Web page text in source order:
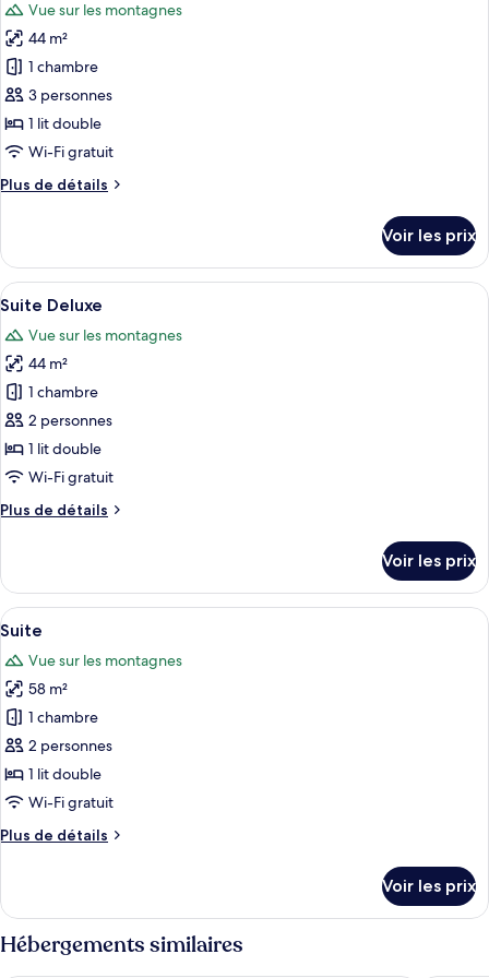
Chambre
Double
Deluxe
les
photos
pour
ce
type
de
chambre :
Suite
Vue sur les montagnes
44 m²
1 chambre
3 personnes
1 lit double
Wi-Fi gratuit
Plus de détails
Plus
le
type
de
Suite
Junior,
véranda
Voir les prix
Afficher
toutes
les
photos
pour
ce
type
de
chambre :
Suite
Un salon moderne avec un plancher
10
Suite Deluxe
Vue sur les montagnes
44 m²
1 chambre
2 personnes
1 lit double
Wi-Fi gratuit
Plus de détails
Plus
le
type
de
Suite
Deluxe
Voir les prix
Afficher
toutes
les
photos
pour
ce
type
de
chambre :
Suite
Une chambre d’hôtel dotée d’un
7
Suite
Vue sur les montagnes
58 m²
1 chambre
2 personnes
1 lit double
Wi-Fi gratuit
Plus de détails
Plus
le
type
de
Voir les prix
Hébergements similaires